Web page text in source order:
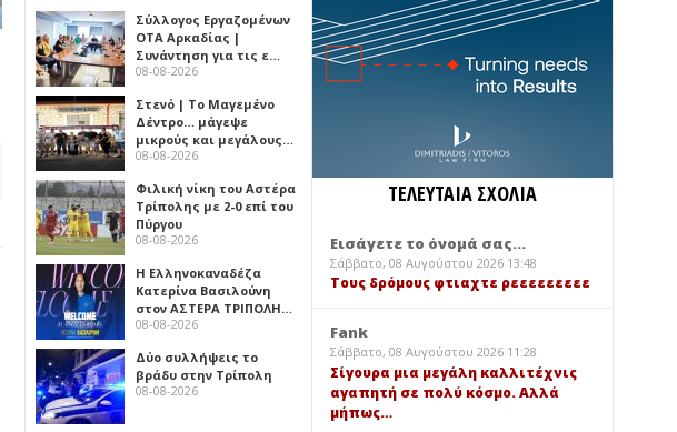
Σύλλογος Εργαζομένων
ΟΤΑ Αρκαδίας |
Συνάντηση για τις ε…
08-08-2026
Στενό | Το Μαγεμένο
Δέντρο… μάγεψε
μικρούς και μεγάλους…
08-08-2026
Φιλική νίκη του Αστέρα
Τρίπολης με 2-0 επί του
Πύργου
08-08-2026
Η Ελληνοκαναδέζα
Κατερίνα Βασιλούνη
στον ΑΣΤΕΡΑ ΤΡΙΠΟΛΗ…
08-08-2026
Δύο συλλήψεις το
βράδυ στην Τρίπολη
08-08-2026
ΤΕΛΕΥΤΑΙΑ ΣΧΟΛΙΑ
Εισάγετε το όνομά σας...
Σάββατο, 08 Αυγούστου 2026 13:48
Τους δρόμους φτιαχτε ρεεεεεεεεε
Fank
Σάββατο, 08 Αυγούστου 2026 11:28
Σίγουρα μια μεγάλη καλλιτέχνις
αγαπητή σε πολύ κόσμο. Αλλά
μήπως…